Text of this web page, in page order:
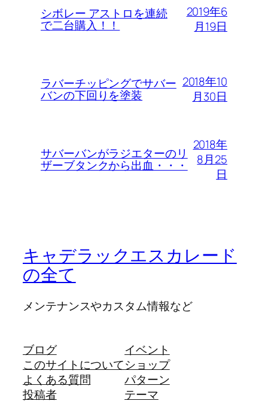
シボレー アストロを連続
で二台購入！！
2019年6
月19日
ラバーチッピングでサバー
バンの下回りを塗装
2018年10
月30日
サバーバンがラジエターのリ
ザーブタンクから出血・・・
2018年
8月25
日
キャデラックエスカレード
の全て
メンテナンスやカスタム情報など
ブログ
このサイトについて
よくある質問
投稿者
イベント
ショップ
パターン
テーマ